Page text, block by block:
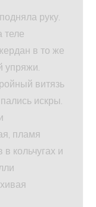
руку.
теле
в то же
упряжи.
витязь
искры.
пламя
кольчугах и